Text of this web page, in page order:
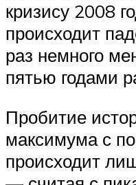
кризису 2008
происходит
раз немного
пятью годами
Пробитие
максимума с
происходит